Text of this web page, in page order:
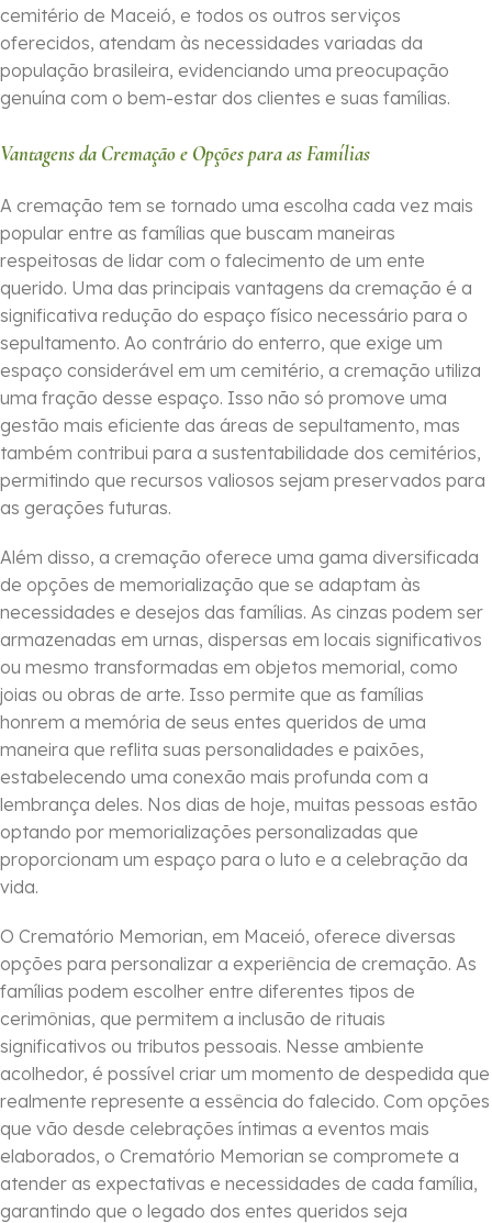
cemitério de Maceió, e todos os outros serviços
oferecidos, atendam às necessidades variadas da
população brasileira, evidenciando uma preocupação
genuína com o bem-estar dos clientes e suas famílias.
Vantagens da Cremação e Opções para as Famílias
A cremação tem se tornado uma escolha cada vez mais
popular entre as famílias que buscam maneiras
respeitosas de lidar com o falecimento de um ente
querido. Uma das principais vantagens da cremação é a
significativa redução do espaço físico necessário para o
sepultamento. Ao contrário do enterro, que exige um
espaço considerável em um cemitério, a cremação utiliza
uma fração desse espaço. Isso não só promove uma
gestão mais eficiente das áreas de sepultamento, mas
também contribui para a sustentabilidade dos cemitérios,
permitindo que recursos valiosos sejam preservados para
as gerações futuras.
Além disso, a cremação oferece uma gama diversificada
de opções de memorialização que se adaptam às
necessidades e desejos das famílias. As cinzas podem ser
armazenadas em urnas, dispersas em locais significativos
ou mesmo transformadas em objetos memorial, como
joias ou obras de arte. Isso permite que as famílias
honrem a memória de seus entes queridos de uma
maneira que reflita suas personalidades e paixões,
estabelecendo uma conexão mais profunda com a
lembrança deles. Nos dias de hoje, muitas pessoas estão
optando por memorializações personalizadas que
proporcionam um espaço para o luto e a celebração da
vida.
O Crematório Memorian, em Maceió, oferece diversas
opções para personalizar a experiência de cremação. As
famílias podem escolher entre diferentes tipos de
cerimônias, que permitem a inclusão de rituais
significativos ou tributos pessoais. Nesse ambiente
acolhedor, é possível criar um momento de despedida que
realmente represente a essência do falecido. Com opções
que vão desde celebrações íntimas a eventos mais
elaborados, o Crematório Memorian se compromete a
atender as expectativas e necessidades de cada família,
garantindo que o legado dos entes queridos seja